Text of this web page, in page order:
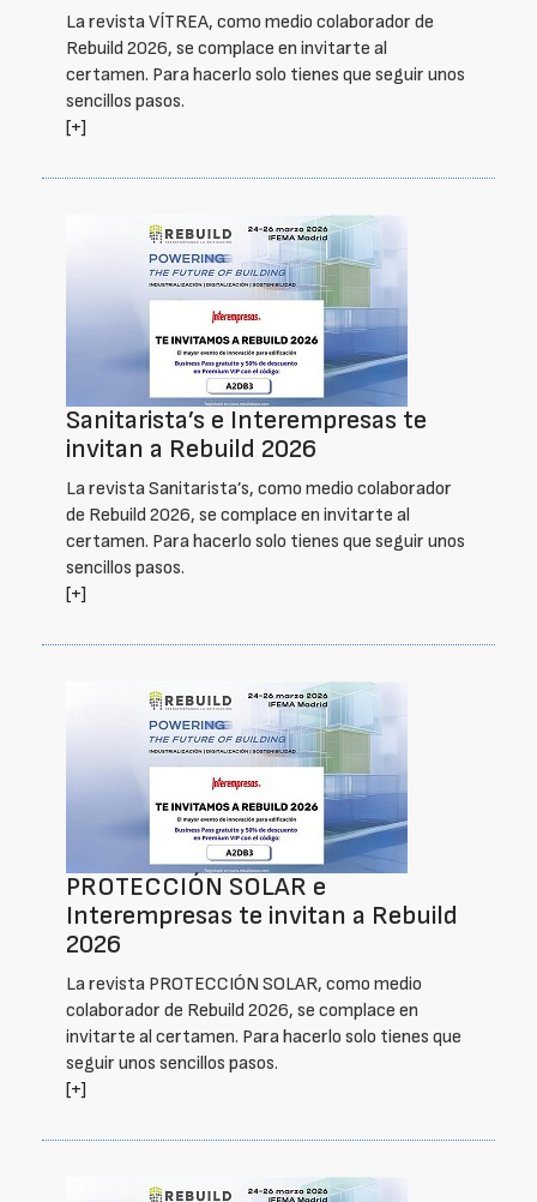
La revista VÍTREA, como medio colaborador de
Rebuild 2026, se complace en invitarte al
certamen. Para hacerlo solo tienes que seguir unos
sencillos pasos.
[+]
Sanitarista’s e Interempresas te
invitan a Rebuild 2026
La revista Sanitarista’s, como medio colaborador
de Rebuild 2026, se complace en invitarte al
certamen. Para hacerlo solo tienes que seguir unos
sencillos pasos.
[+]
PROTECCIÓN SOLAR e
Interempresas te invitan a Rebuild
2026
La revista PROTECCIÓN SOLAR, como medio
colaborador de Rebuild 2026, se complace en
invitarte al certamen. Para hacerlo solo tienes que
seguir unos sencillos pasos.
[+]